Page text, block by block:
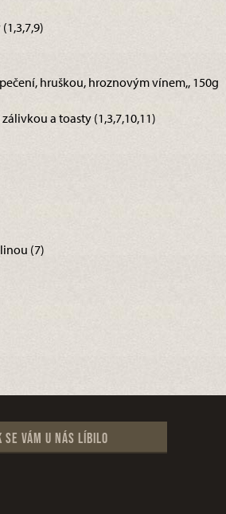
hruškou, hroznovým vínem,, 150g
a toasty (1,3,7,10,11)
(7)
se vám u nás líbilo